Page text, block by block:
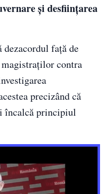
și desființarea
faţă de
contra
precizând că
încalcă principiul